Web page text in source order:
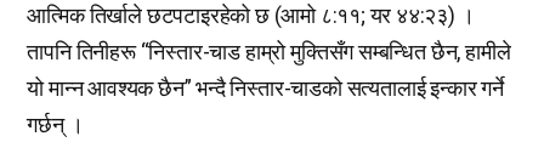
आत्मिक तिर्खाले छटपटाइरहेको छ (आमो ८:११; यर ४४:२३) ।
तापनि तिनीहरू “निस्तार-चाड हाम्रो मुक्तिसँग सम्बन्धित छैन, हामीले
यो मान्न आवश्यक छैन” भन्दै निस्तार-चाडको सत्यतालाई इन्कार गर्ने
गर्छन् ।